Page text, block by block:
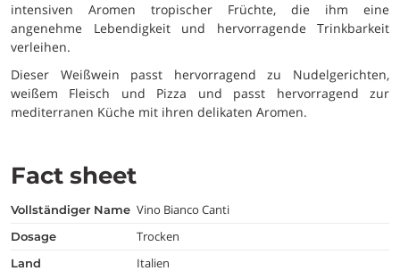
intensiven Aromen tropischer Früchte, die ihm eine
angenehme Lebendigkeit und hervorragende Trinkbarkeit
verleihen.
Dieser Weißwein passt hervorragend zu Nudelgerichten,
weißem Fleisch und Pizza und passt hervorragend zur
mediterranen Küche mit ihren delikaten Aromen.
Fact sheet
vollständiger Name Vino Bianco Canti
dosage Trocken
land Italien